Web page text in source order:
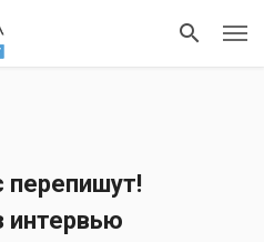
перепишут!
интервью